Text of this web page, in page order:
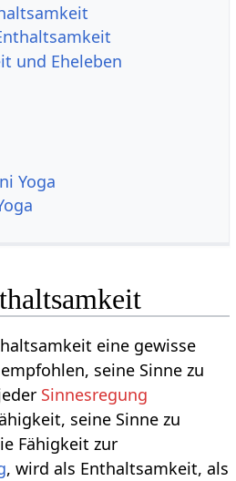
und Eheleben
Yoga
eine gewisse
seine Sinne zu
Sinnesregung
seine Sinne zu
Fähigkeit zur
, wird als Enthaltsamkeit, als